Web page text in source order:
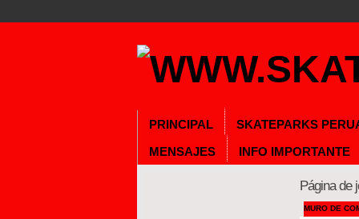
PRINCIPAL SKATEPARKS
MENSAJES
INFO IMPORTANTE
Página de
MURO DE